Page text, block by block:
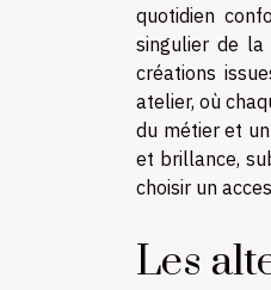
quotidien
singulier de
créations
atelier, où
du métier et
et brillance,
choisir un
Les